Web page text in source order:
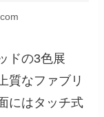
ドの3色展
質なファブリ
にはタッチ式